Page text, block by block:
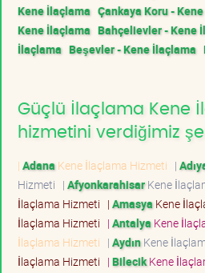
Kene İlaçlama Çankaya Koru -
Kene İlaçlama Bahçelievler - Kene
İlaçlama Beşevler - Kene İlaçlama
Güçlü İlaçlama Kene
hizmetini verdiğimiz
| Adana Kene İlaçlama Hizmeti |
Hizmeti | AfyonkarahisarKene
İlaçlama Hizmeti | Amasya Kene
İlaçlama Hizmeti | Antalya Kene
İlaçlama Hizmeti | AydınKene
İlaçlama Hizmeti | BilecikKene